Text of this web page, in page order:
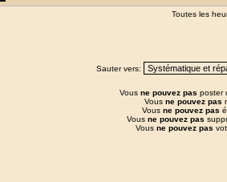
Toutes les
Sauter vers:
Vous ne pouvez pas poster
Vous ne pouvez pas
Vous ne pouvez pas
Vous ne pouvez pas
Vous ne pouvez pas